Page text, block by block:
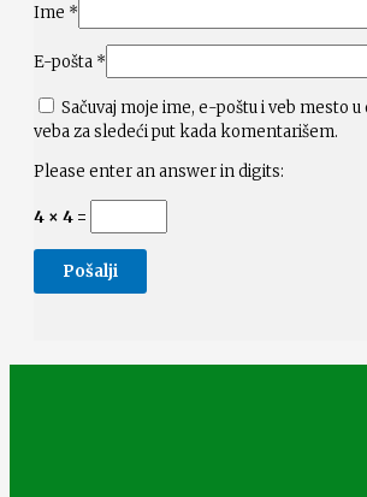
Ime *
E-pošta *
Sačuvaj moje ime, e-poštu i veb mesto
veba za sledeći put kada komentarišem.
Please enter an answer in digits:
4 × 4 =